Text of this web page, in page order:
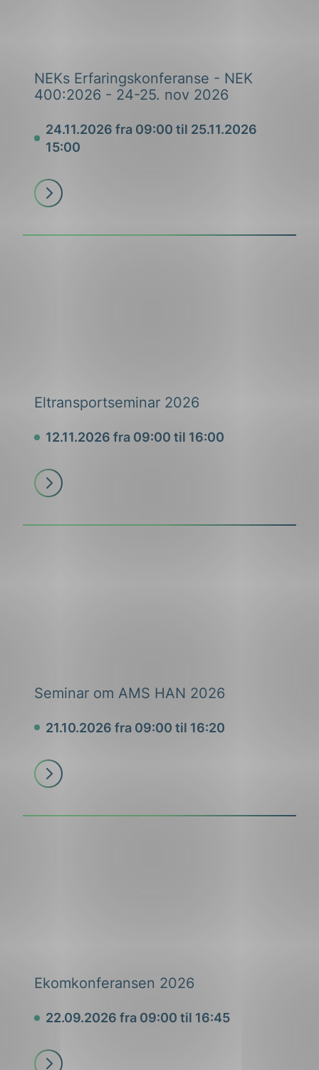
NEKs Erfaringskonferanse - NEK
400:2026 - 24-25. nov 2026
Dato
24.11.2026 fra 09:00 til 25.11.2026
15:00
Les
mer
Eltransportseminar 2026
Dato
12.11.2026 fra 09:00 til 16:00
Les
mer
Seminar om AMS HAN 2026
Dato
21.10.2026 fra 09:00 til 16:20
Les
mer
Ekomkonferansen 2026
Dato
22.09.2026 fra 09:00 til 16:45
Les